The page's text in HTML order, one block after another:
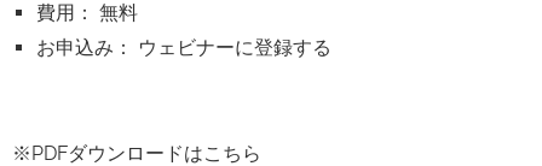
費用： 無料
お申込み： ウェビナーに登録する
※PDFダウンロードはこちら